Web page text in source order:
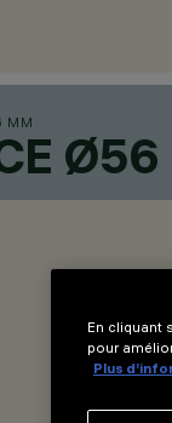
MM
En cliquant
pour
Plus